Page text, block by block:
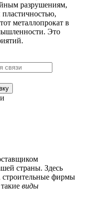
разрушениям,
металлопрокат в
Это
страны. Здесь
фирмы
виды